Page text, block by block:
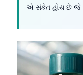
એ સંકેત હોય છે જે
Cebuano
ئۇيغۇرچە
Беларуская